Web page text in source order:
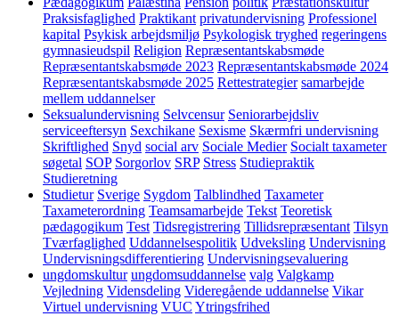
Praksisfaglighed Praktikant privatundervisning Professionel
kapital Psykisk arbejdsmiljø Psykologisk tryghed regeringens
gymnasieudspil Religion Repræsentantskabsmøde
Repræsentantskabsmøde 2023 Repræsentantskabsmøde 2024
Repræsentantskabsmøde 2025 Rettestrategier samarbejde
mellem uddannelser
Seksualundervisning Selvcensur Seniorarbejdsliv
serviceeftersyn Sexchikane Sexisme Skærmfri undervisning
Skriftlighed Snyd social arv Sociale Medier Socialt taxameter
søgetal SOP Sorgorlov SRP Stress Studiepraktik
Studieretning
Studietur Sverige Sygdom Talblindhed Taxameter
Taxameterordning Teamsamarbejde Tekst Teoretisk
pædagogikum Test Tidsregistrering Tillidsrepræsentant Tilsyn
Tværfaglighed Uddannelsespolitik Udveksling Undervisning
Undervisningsdifferentiering Undervisningsevaluering
ungdomskultur ungdomsuddannelse valg Valgkamp
Vejledning Vidensdeling Videregående uddannelse Vikar
Virtuel undervisning VUC Ytringsfrihed